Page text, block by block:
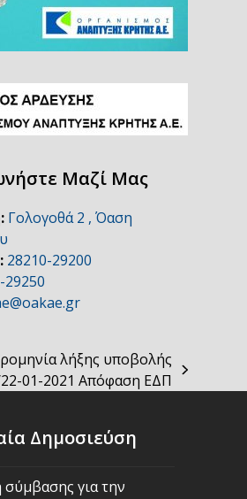
Μαζί Μας
Γολογοθά 2 , Όαση
28210-29200
29250
λήξης υποβολής
01-2021 Απόφαση ΕΔΠ
Δημοσιεύση
για την